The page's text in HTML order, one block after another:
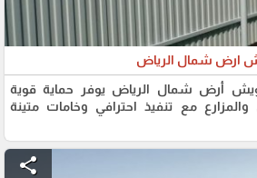
ارض شمال الرياض
أرض شمال الرياض يوفر حماية قوية
مع تنفيذ احترافي وخامات متينة
share